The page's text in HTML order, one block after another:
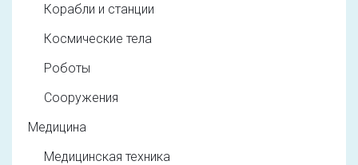
Корабли и станции
Космические тела
Роботы
Сооружения
Медицина
Медицинская техника